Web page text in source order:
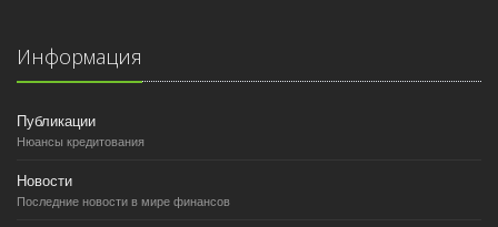
Информация
Публикации
Нюансы кредитования
Новости
Последние новости в мире финансов